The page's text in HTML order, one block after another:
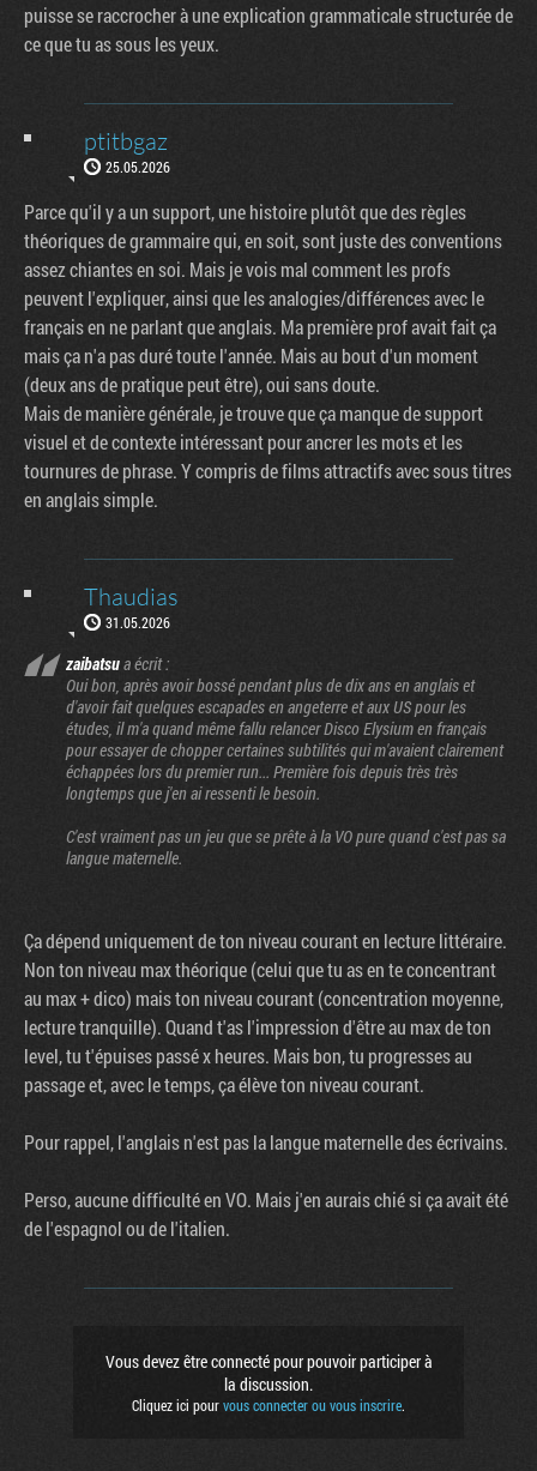
puisse se raccrocher à une explication grammaticale structurée de
ce que tu as sous les yeux.
ptitbgaz
25.05.2026
Parce qu'il y a un support, une histoire plutôt que des règles
théoriques de grammaire qui, en soit, sont juste des conventions
assez chiantes en soi. Mais je vois mal comment les profs
peuvent l'expliquer, ainsi que les analogies/différences avec le
français en ne parlant que anglais. Ma première prof avait fait ça
mais ça n'a pas duré toute l'année. Mais au bout d'un moment
(deux ans de pratique peut être), oui sans doute.
Mais de manière générale, je trouve que ça manque de support
visuel et de contexte intéressant pour ancrer les mots et les
tournures de phrase. Y compris de films attractifs avec sous titres
en anglais simple.
Thaudias
31.05.2026
zaibatsua écrit :
Oui bon, après avoir bossé pendant plus de dix ans en anglais et
d'avoir fait quelques escapades en angeterre et aux US pour les
études, il m'a quand même fallu relancer Disco Elysium en français
pour essayer de chopper certaines subtilités qui m'avaient clairement
échappées lors du premier run... Première fois depuis très très
longtemps que j'en ai ressenti le besoin.
C'est vraiment pas un jeu que se prête à la VO pure quand c'est pas sa
langue maternelle.
Ça dépend uniquement de ton niveau courant en lecture littéraire.
Non ton niveau max théorique (celui que tu as en te concentrant
au max + dico) mais ton niveau courant (concentration moyenne,
lecture tranquille). Quand t'as l'impression d'être au max de ton
level, tu t'épuises passé x heures. Mais bon, tu progresses au
passage et, avec le temps, ça élève ton niveau courant.
Pour rappel, l'anglais n'est pas la langue maternelle des écrivains.
Perso, aucune difficulté en VO. Mais j'en aurais chié si ça avait été
de l'espagnol ou de l'italien.
Vous devez être connecté pour pouvoir participer à
la discussion.
Cliquez ici pourvous connecter ou vous inscrire.